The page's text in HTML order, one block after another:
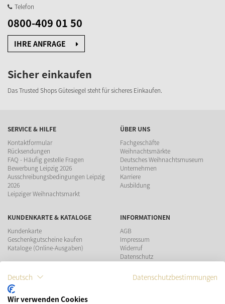
Telefon
0800-409 01 50
IHRE ANFRAGE
Sicher einkaufen
Das Trusted Shops Gütesiegel steht für sicheres Einkaufen.
SERVICE & HILFE
Kontaktformular
Rücksendungen
FAQ - Häufig gestelle Fragen
Bewerbung Leipzig 2026
Ausschreibungsbedingungen Leipzig
2026
Leipziger Weihnachtsmarkt
ÜBER UNS
Fachgeschäfte
Weihnachtsmärkte
Deutsches Weihnachtsmuseum
Unternehmen
Karriere
Ausbildung
KUNDENKARTE & KATALOGE
Kundenkarte
Geschenkgutscheine kaufen
Kataloge (Online-Ausgaben)
INFORMATIONEN
AGB
Impressum
Widerruf
Datenschutz
ZAHLUNGSMÖGLICHKEITEN
Deutsch Datenschutzbestimmungen
Wir verwenden Cookies